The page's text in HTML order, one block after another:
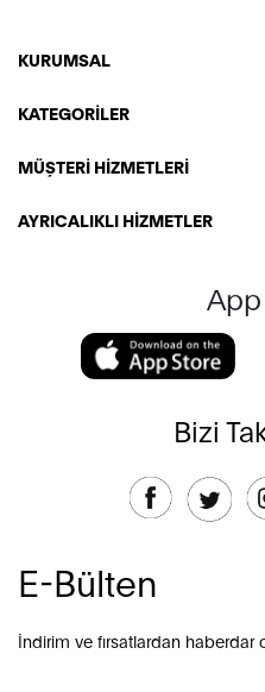
KURUMSAL
KATEGORİLER
MÜŞTERİ HİZMETLERİ
AYRICALIKLI HİZMETLER
Bizi
E-Bülten
İndirim ve fırsatlardan